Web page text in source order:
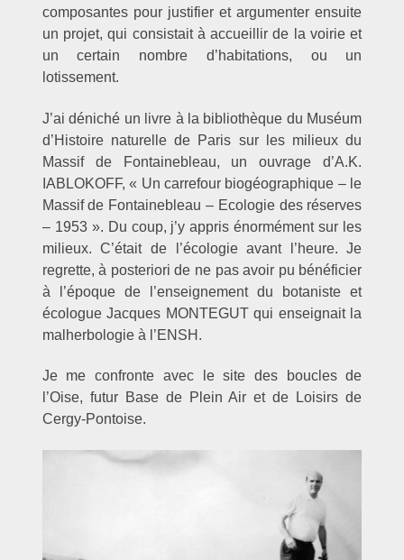
composantes pour justifier et argumenter ensuite
un projet, qui consistait à accueillir de la voirie et
un certain nombre d’habitations, ou un
lotissement.
J’ai déniché un livre à la bibliothèque du Muséum
d’Histoire naturelle de Paris sur les milieux du
Massif de Fontainebleau, un ouvrage d’A.K.
IABLOKOFF, « Un carrefour biogéographique – le
Massif de Fontainebleau – Ecologie des réserves
– 1953 ». Du coup, j’y appris énormément sur les
milieux. C’était de l’écologie avant l’heure. Je
regrette, à posteriori de ne pas avoir pu bénéficier
à l’époque de l’enseignement du botaniste et
écologue Jacques MONTEGUT qui enseignait la
malherbologie à l’ENSH.
Je me confronte avec le site des boucles de
l’Oise, futur Base de Plein Air et de Loisirs de
Cergy-Pontoise.